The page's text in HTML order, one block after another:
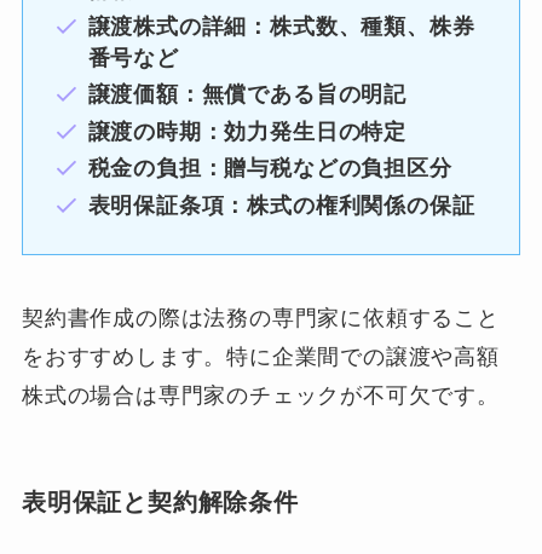
譲渡株式の詳細：株式数、種類、株券
番号など
譲渡価額：無償である旨の明記
譲渡の時期：効力発生日の特定
税金の負担：贈与税などの負担区分
表明保証条項：株式の権利関係の保証
契約書作成の際は法務の専門家に依頼すること
をおすすめします。特に企業間での譲渡や高額
株式の場合は専門家のチェックが不可欠です。
表明保証と契約解除条件